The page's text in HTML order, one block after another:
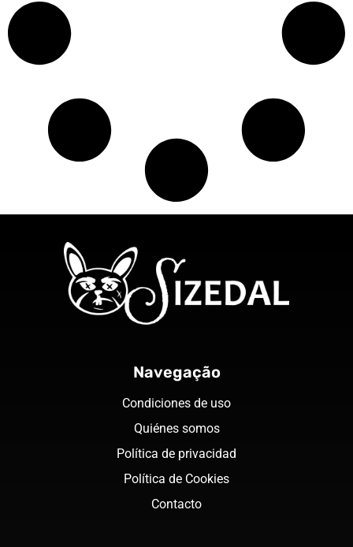
Navegação
Condiciones de uso
Quiénes somos
Política de privacidad
Política de Cookies
Contacto